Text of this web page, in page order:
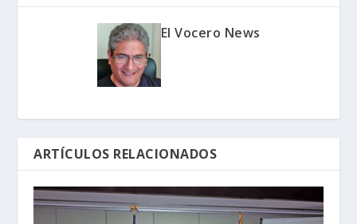
El Vocero News
ARTÍCULOS RELACIONADOS